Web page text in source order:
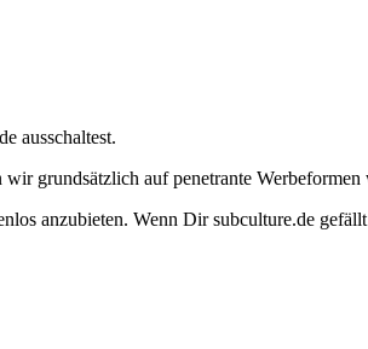
ausschaltest.
grundsätzlich auf penetrante
anzubieten. Wenn Dir subculture.de